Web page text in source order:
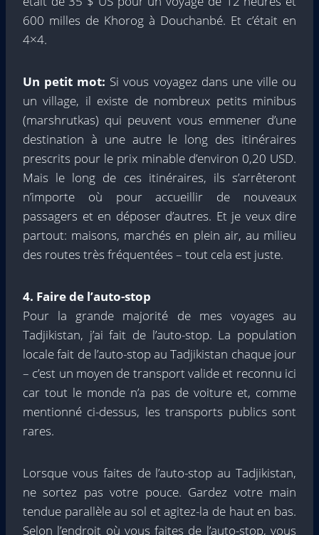
600 milles de Khorog à Douchanbé. Et c’était en
4×4.
Un petit mot: Si vous voyagez dans une ville ou
un village, il existe de nombreux petits minibus
(marshrutkas) qui peuvent vous emmener d’une
destination à une autre le long des itinéraires
prescrits pour le prix minable d’environ 0,20 USD.
Mais le long de ces itinéraires, ils s’arrêteront
n’importe où pour accueillir de nouveaux
passagers et en déposer d’autres. Et je veux dire
partout: maisons, marchés en plein air, au milieu
des routes très fréquentées – tout cela est juste.
4. Faire de l’auto-stop
Pour la grande majorité de mes voyages au
Tadjikistan, j’ai fait de l’auto-stop. La population
locale fait de l’auto-stop au Tadjikistan chaque jour
– c’est un moyen de transport valide et reconnu ici
car tout le monde n’a pas de voiture et, comme
mentionné ci-dessus, les transports publics sont
rares.
Lorsque vous faites de l’auto-stop au Tadjikistan,
ne sortez pas votre pouce. Gardez votre main
tendue parallèle au sol et agitez-la de haut en bas.
Selon l’endroit où vous faites de l’auto-stop, vous